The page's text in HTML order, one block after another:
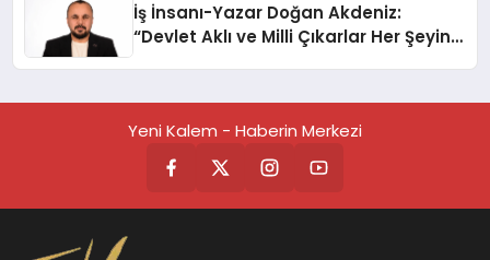
İş İnsanı-Yazar Doğan Akdeniz:
“Devlet Aklı ve Milli Çıkarlar Her Şeyin
Yeni Kalem - Haberin Merkezi